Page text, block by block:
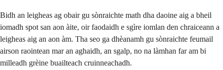
Bidh an leigheas ag obair gu sònraichte math dha daoine aig a bheil
iomadh spot san aon àite, oir faodaidh e sgìre iomlan den chraiceann a
leigheas aig an aon àm. Tha seo ga dhèanamh gu sònraichte feumail
airson raointean mar an aghaidh, an sgalp, no na làmhan far am bi
milleadh grèine buailteach cruinneachadh.